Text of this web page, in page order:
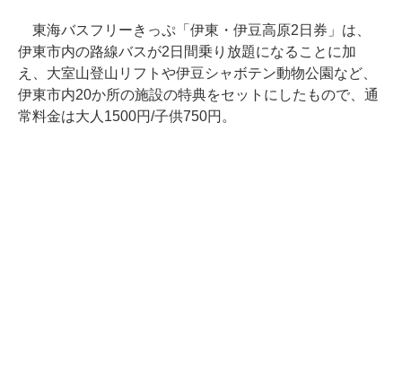
東海バスフリーきっぷ「伊東・伊豆高原2日券」は、
伊東市内の路線バスが2日間乗り放題になることに加
え、大室山登山リフトや伊豆シャボテン動物公園など、
伊東市内20か所の施設の特典をセットにしたもので、通
常料金は大人1500円/子供750円。